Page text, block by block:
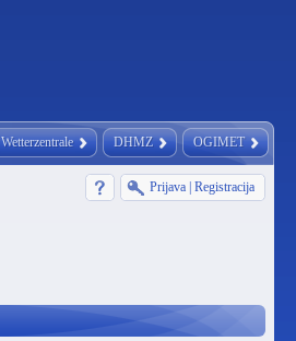
Wetterzentrale DHMZ OGIMET
Prijava Registracija